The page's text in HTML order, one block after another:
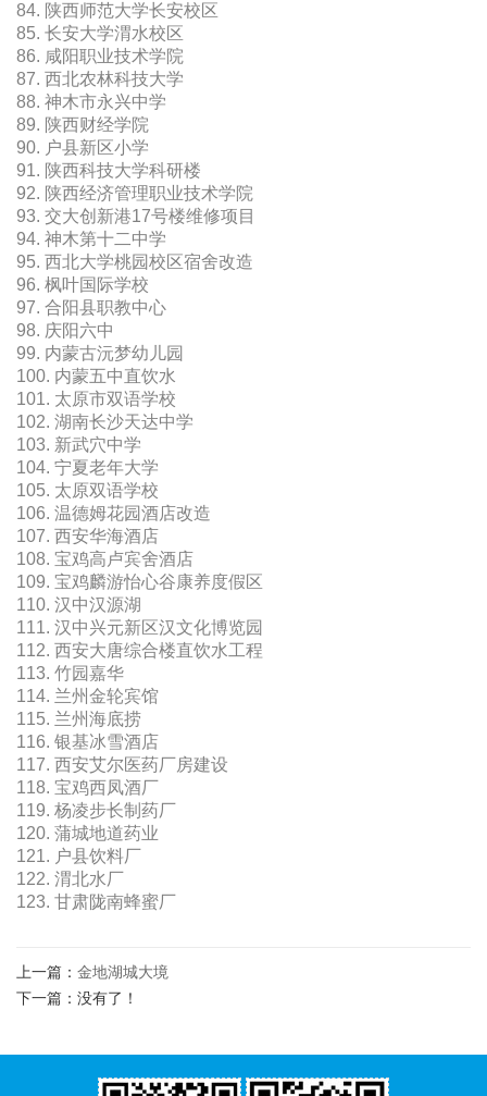
84. 陕西师范大学长安校区
85. 长安大学渭水校区
86. 咸阳职业技术学院
87. 西北农林科技大学
88. 神木市永兴中学
89. 陕西财经学院
90. 户县新区小学
91. 陕西科技大学科研楼
92. 陕西经济管理职业技术学院
93. 交大创新港17号楼维修项目
94. 神木第十二中学
95. 西北大学桃园校区宿舍改造
96. 枫叶国际学校
97. 合阳县职教中心
98. 庆阳六中
99. 内蒙古沅梦幼儿园
100. 内蒙五中直饮水
101. 太原市双语学校
102. 湖南长沙天达中学
103. 新武穴中学
104. 宁夏老年大学
105. 太原双语学校
106. 温德姆花园酒店改造
107. 西安华海酒店
108. 宝鸡高卢宾舍酒店
109. 宝鸡麟游怡心谷康养度假区
110. 汉中汉源湖
111. 汉中兴元新区汉文化博览园
112. 西安大唐综合楼直饮水工程
113. 竹园嘉华
114. 兰州金轮宾馆
115. 兰州海底捞
116. 银基冰雪酒店
117. 西安艾尔医药厂房建设
118. 宝鸡西凤酒厂
119. 杨凌步长制药厂
120. 蒲城地道药业
121. 户县饮料厂
122. 渭北水厂
123. 甘肃陇南蜂蜜厂
上一篇： 金地湖城大境
下一篇：没有了！